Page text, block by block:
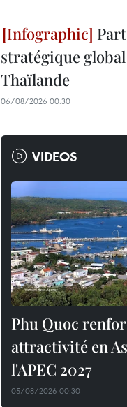
stratégique
Thaïlande
06/08/2026 00:30
VIDEOS
Phu Quoc
attractivité en
l'APEC 2027
05/08/2026 00:30